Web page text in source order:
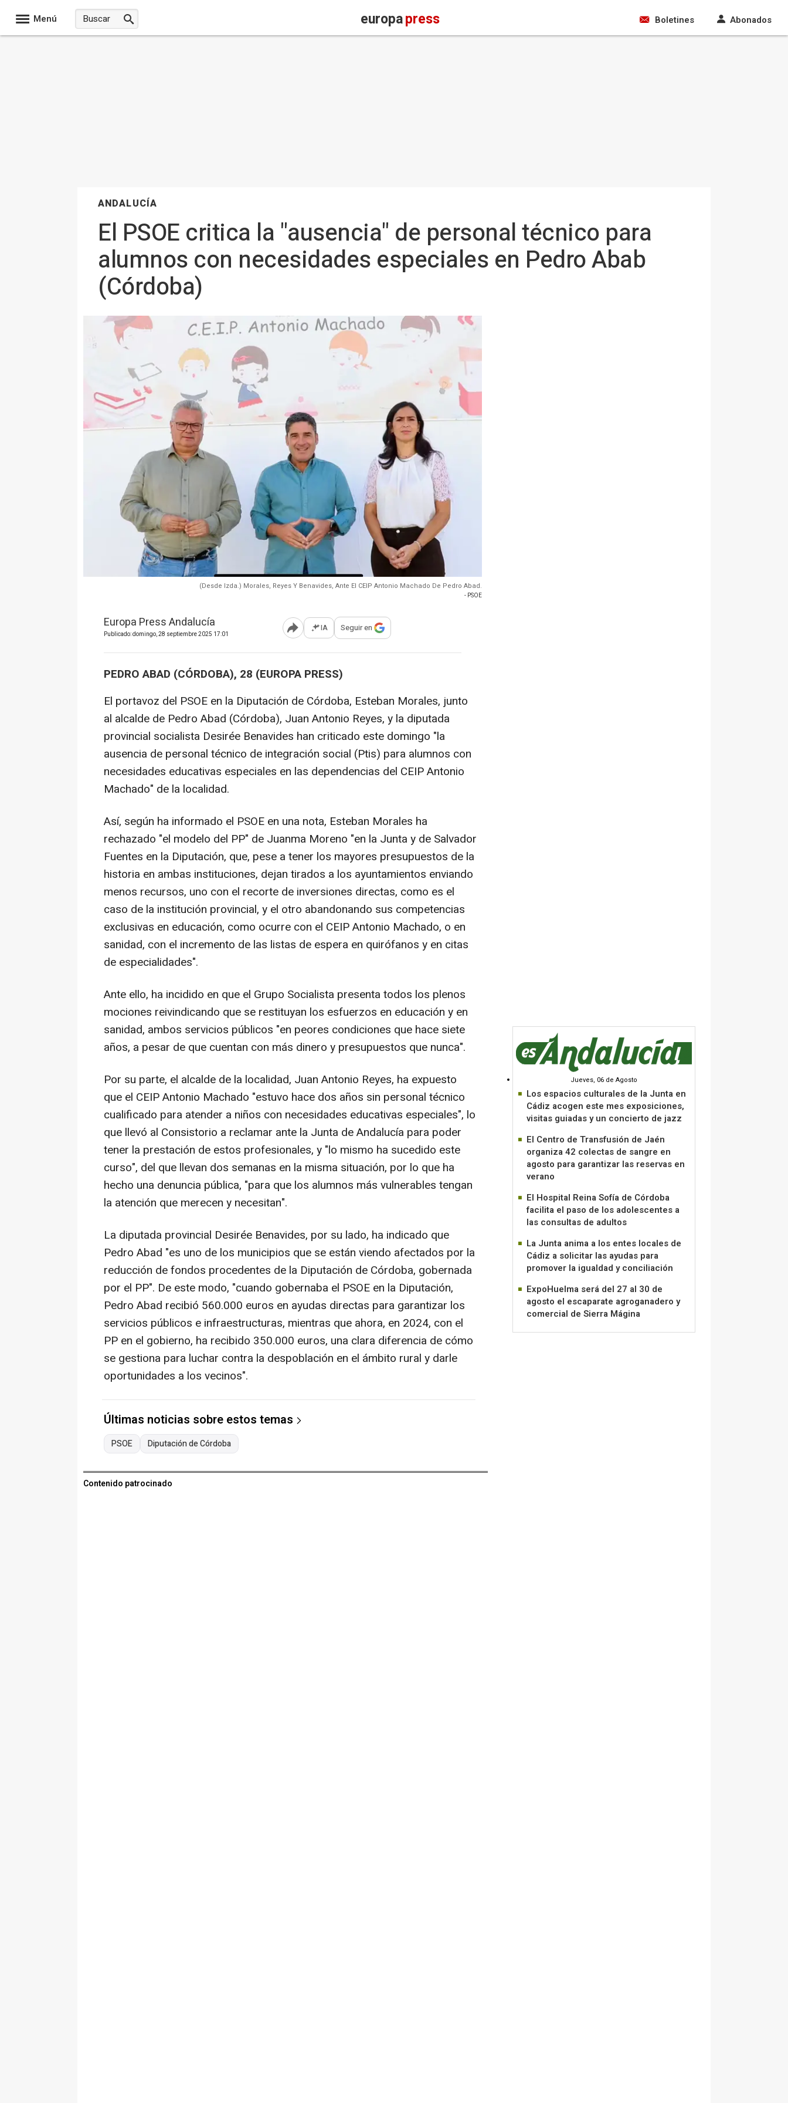
Menú europapress Boletines Abonados
ANDALUCÍA
El PSOE critica la "ausencia" de personal técnico para
alumnos con necesidades especiales en Pedro Abab
(Córdoba)
(Desde Izda.) Morales, Reyes Y Benavides, Ante El CEIP Antonio Machado De Pedro Abad.
- PSOE
Europa Press Andalucía
Publicado: domingo, 28 septiembre 2025 17:01 Abrir opciones para compartir
IA Seguir en
PEDRO ABAD (CÓRDOBA), 28 (EUROPA PRESS)
El portavoz del PSOE en la Diputación de Córdoba, Esteban Morales, junto
al alcalde de Pedro Abad (Córdoba), Juan Antonio Reyes, y la diputada
provincial socialista Desirée Benavides han criticado este domingo "la
ausencia de personal técnico de integración social (Ptis) para alumnos con
necesidades educativas especiales en las dependencias del CEIP Antonio
Machado" de la localidad.
Así, según ha informado el PSOE en una nota, Esteban Morales ha
rechazado "el modelo del PP" de Juanma Moreno "en la Junta y de Salvador
Fuentes en la Diputación, que, pese a tener los mayores presupuestos de la
historia en ambas instituciones, dejan tirados a los ayuntamientos enviando
menos recursos, uno con el recorte de inversiones directas, como es el
caso de la institución provincial, y el otro abandonando sus competencias
exclusivas en educación, como ocurre con el CEIP Antonio Machado, o en
sanidad, con el incremento de las listas de espera en quirófanos y en citas
de especialidades".
Ante ello, ha incidido en que el Grupo Socialista presenta todos los plenos
mociones reivindicando que se restituyan los esfuerzos en educación y en
sanidad, ambos servicios públicos "en peores condiciones que hace siete
años, a pesar de que cuentan con más dinero y presupuestos que nunca".
Por su parte, el alcalde de la localidad, Juan Antonio Reyes, ha expuesto
que el CEIP Antonio Machado "estuvo hace dos años sin personal técnico
cualificado para atender a niños con necesidades educativas especiales", lo
que llevó al Consistorio a reclamar ante la Junta de Andalucía para poder
tener la prestación de estos profesionales, y "lo mismo ha sucedido este
curso", del que llevan dos semanas en la misma situación, por lo que ha
hecho una denuncia pública, "para que los alumnos más vulnerables tengan
la atención que merecen y necesitan".
La diputada provincial Desirée Benavides, por su lado, ha indicado que
Pedro Abad "es uno de los municipios que se están viendo afectados por la
reducción de fondos procedentes de la Diputación de Córdoba, gobernada
por el PP". De este modo, "cuando gobernaba el PSOE en la Diputación,
Pedro Abad recibió 560.000 euros en ayudas directas para garantizar los
servicios públicos e infraestructuras, mientras que ahora, en 2024, con el
PP en el gobierno, ha recibido 350.000 euros, una clara diferencia de cómo
se gestiona para luchar contra la despoblación en el ámbito rural y darle
oportunidades a los vecinos".
Últimas noticias sobre estos temas
PSOE Diputación de Córdoba
Contenido patrocinado
Jueves, 06 de Agosto
Los espacios culturales de la Junta en
Cádiz acogen este mes exposiciones,
visitas guiadas y un concierto de jazz
El Centro de Transfusión de Jaén
organiza 42 colectas de sangre en
agosto para garantizar las reservas en
verano
El Hospital Reina Sofía de Córdoba
facilita el paso de los adolescentes a
las consultas de adultos
La Junta anima a los entes locales de
Cádiz a solicitar las ayudas para
promover la igualdad y conciliación
ExpoHuelma será del 27 al 30 de
agosto el escaparate agroganadero y
comercial de Sierra Mágina